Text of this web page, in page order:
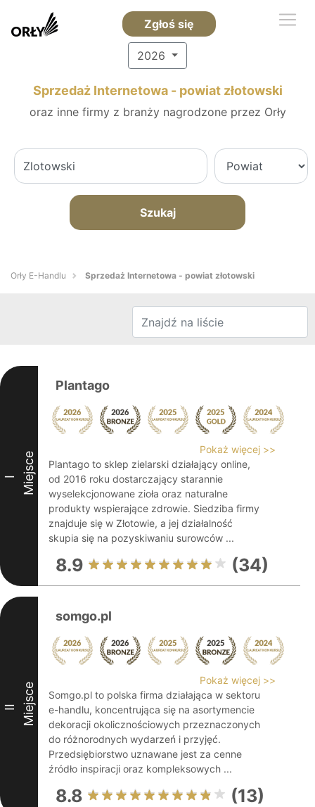
Zgłoś się
2026
Sprzedaż Internetowa - powiat złotowski
oraz inne firmy z branży nagrodzone przez Orły
Szukaj
Orły E-Handlu Sprzedaż Internetowa - powiat złotowski
I Miejsce
Plantago
Pokaż więcej >>
Plantago to sklep zielarski działający online,
od 2016 roku dostarczający starannie
wyselekcjonowane zioła oraz naturalne
produkty wspierające zdrowie. Siedziba firmy
znajduje się w Złotowie, a jej działalność
skupia się na pozyskiwaniu surowców ...
8.9 (34)
II Miejsce
somgo.pl
Pokaż więcej >>
Somgo.pl to polska firma działająca w sektoru
e-handlu, koncentrująca się na asortymencie
dekoracji okolicznościowych przeznaczonych
do różnorodnych wydarzeń i przyjęć.
Przedsiębiorstwo uznawane jest za cenne
źródło inspiracji oraz kompleksowych ...
8.8 (13)